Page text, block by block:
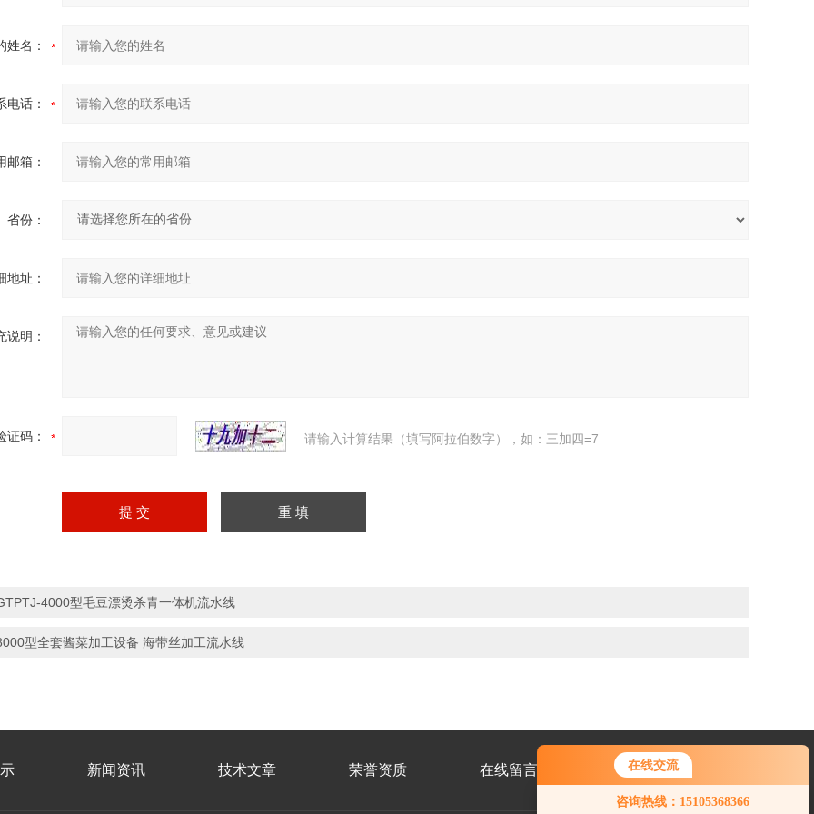
在线交流
咨询热线：15105368366
姓名：
电话：
邮箱：
省份：
地址：
说明：
证码： 请输入计算结果（填写阿拉伯数字），如：三加四=7
4000型毛豆漂烫杀青一体机流水线
型全套酱菜加工设备 海带丝加工流水线
新闻资讯 技术文章 荣誉资质 在线留言 联系我们